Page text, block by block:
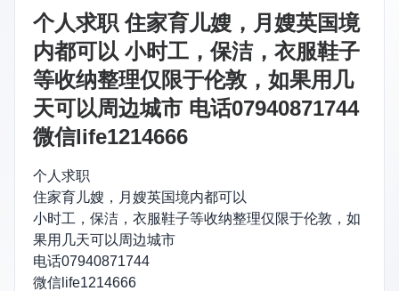
个人求职 住家育儿嫂，月嫂英国境
内都可以 小时工，保洁，衣服鞋子
等收纳整理仅限于伦敦，如果用几
天可以周边城市 电话07940871744
微信life1214666
个人求职
住家育儿嫂，月嫂英国境内都可以
小时工，保洁，衣服鞋子等收纳整理仅限于伦敦，如
果用几天可以周边城市
电话07940871744
微信life1214666